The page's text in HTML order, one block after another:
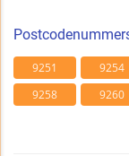
9251 9254
9258
9260